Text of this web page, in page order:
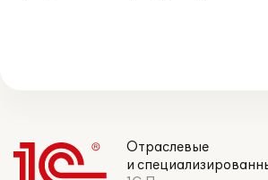
Отраслевые
и